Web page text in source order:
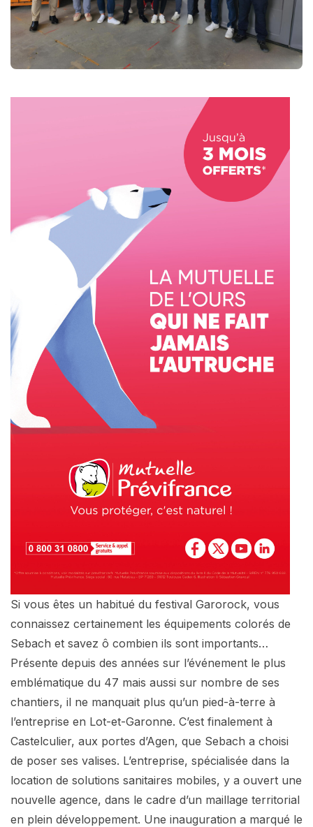
Si vous êtes un habitué du festival Garorock, vous
connaissez certainement les équipements colorés de
Sebach et savez ô combien ils sont importants…
Présente depuis des années sur l’événement le plus
emblématique du 47 mais aussi sur nombre de ses
chantiers, il ne manquait plus qu’un pied-à-terre à
l’entreprise en Lot-et-Garonne. C’est finalement à
Castelculier, aux portes d’Agen, que Sebach a choisi
de poser ses valises. L’entreprise, spécialisée dans la
location de solutions sanitaires mobiles, y a ouvert une
nouvelle agence, dans le cadre d’un maillage territorial
en plein développement. Une inauguration a marqué le